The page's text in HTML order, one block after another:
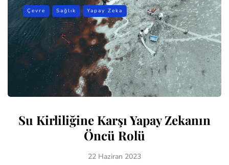
Çevre Sağlık Yapay Zeka
Su Kirliliğine Karşı Yapay Zekanın
Öncü Rolü
22 Haziran 2023